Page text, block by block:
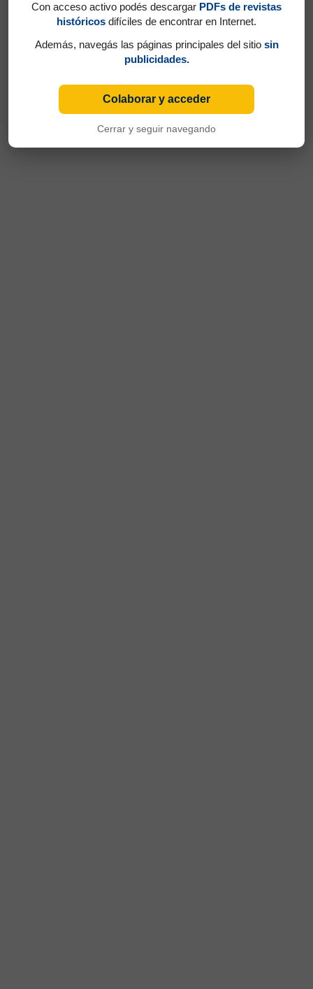
Con acceso activo podés descargar PDFs de revistas
históricos difíciles de encontrar en Internet.
Además, navegás las páginas principales del sitio sin
publicidades.
Colaborar y acceder
Cerrar y seguir navegando